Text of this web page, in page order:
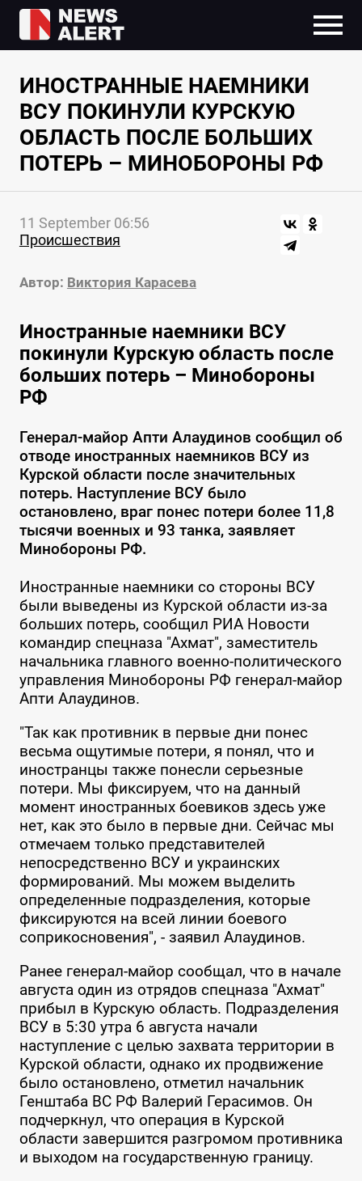
ИНОСТРАННЫЕ НАЕМНИКИ
ВСУ ПОКИНУЛИ КУРСКУЮ
ОБЛАСТЬ ПОСЛЕ БОЛЬШИХ
ПОТЕРЬ – МИНОБОРОНЫ РФ
11 September 06:56
Происшествия
Автор: Виктория Карасева
Иностранные наемники ВСУ
покинули Курскую область после
больших потерь – Минобороны
РФ
Генерал-майор Апти Алаудинов сообщил об
отводе иностранных наемников ВСУ из
Курской области после значительных
потерь. Наступление ВСУ было
остановлено, враг понес потери более 11,8
тысячи военных и 93 танка, заявляет
Минобороны РФ.
Иностранные наемники со стороны ВСУ
были выведены из Курской области из-за
больших потерь, сообщил РИА Новости
командир спецназа "Ахмат", заместитель
начальника главного военно-политического
управления Минобороны РФ генерал-майор
Апти Алаудинов.
"Так как противник в первые дни понес
весьма ощутимые потери, я понял, что и
иностранцы также понесли серьезные
потери. Мы фиксируем, что на данный
момент иностранных боевиков здесь уже
нет, как это было в первые дни. Сейчас мы
отмечаем только представителей
непосредственно ВСУ и украинских
формирований. Мы можем выделить
определенные подразделения, которые
фиксируются на всей линии боевого
соприкосновения", - заявил Алаудинов.
Ранее генерал-майор сообщал, что в начале
августа один из отрядов спецназа "Ахмат"
прибыл в Курскую область. Подразделения
ВСУ в 5:30 утра 6 августа начали
наступление с целью захвата территории в
Курской области, однако их продвижение
было остановлено, отметил начальник
Генштаба ВС РФ Валерий Герасимов. Он
подчеркнул, что операция в Курской
области завершится разгромом противника
и выходом на государственную границу.